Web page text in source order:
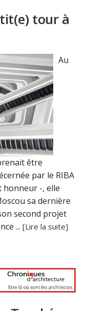
tour à
Au
être
par le RIBA
honneur -, elle
sa dernière
second projet
...[Lire la suite]